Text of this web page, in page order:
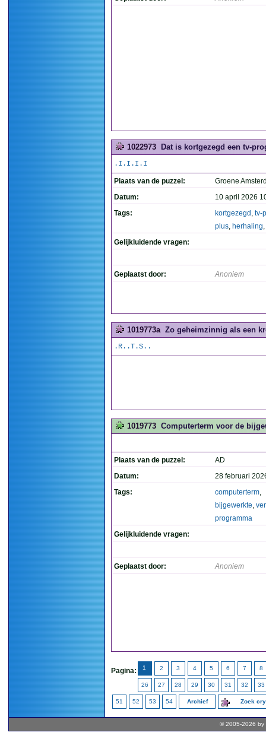
1022973 Dat is kortgezegd een tv-
.I.I.I.I
Plaats van de puzzel:
Groene
Datum:
10 april 2026
Tags:
kortgezegd , tv-
plus, herhaling,
Gelijkluidende vragen:
Geplaatst door: Anoniem
1019773a Zo geheimzinnig als een
.R..T.S..
1019773 Computerterm voor de
Plaats van de puzzel:
AD
Datum:
28 februari
Tags:
computerterm,
bijgewerkte,
programma
Gelijkluidende vragen:
Geplaatst door: Anoniem
Pagina: 1 2 3 4 5 6 7 8
26 27 28 29 30 31 32 33
51 52 53 54 Archief Zoek
© 2005-2026 by